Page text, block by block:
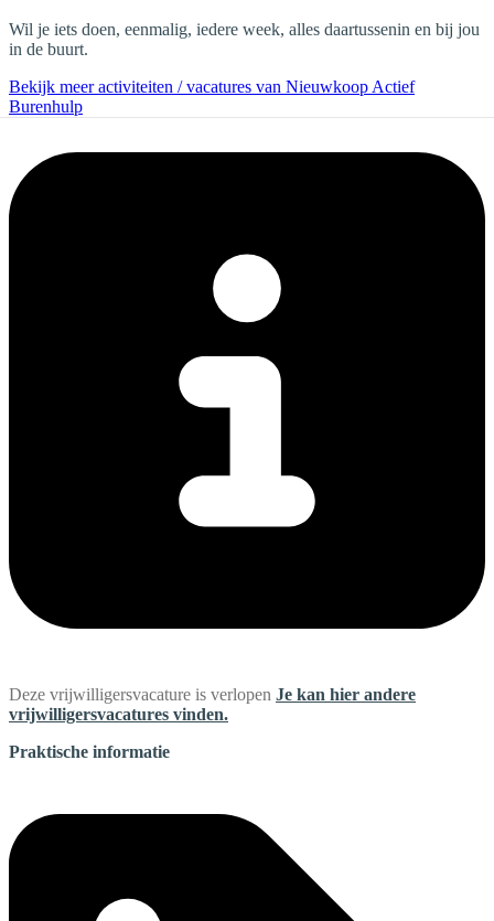
Wil je iets doen, eenmalig, iedere week, alles daartussenin en bij jou
in de buurt.
Bekijk meer activiteiten / vacatures van Nieuwkoop Actief
Burenhulp
Deze vrijwilligersvacature is verlopen Je kan hier andere
vrijwilligersvacatures vinden.
Praktische informatie